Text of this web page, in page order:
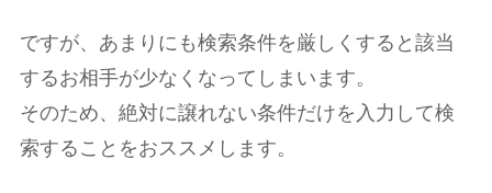
ですが、あまりにも検索条件を厳しくすると該当
するお相手が少なくなってしまいます。
そのため、絶対に譲れない条件だけを入力して検
索することをおススメします。